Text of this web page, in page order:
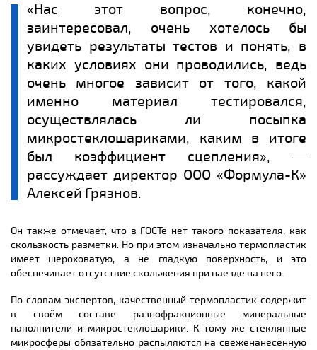
«Нас этот вопрос, конечно,
заинтересовал, очень хотелось бы
увидеть результаты тестов и понять, в
каких условиях они проводились, ведь
очень многое зависит от того, какой
именно материал тестировался,
осуществлялась ли посыпка
микростеклошариками, каким в итоге
был коэффициент сцепления», ―
рассуждает директор ООО «Формула-К»
Алексей Грязнов.
Он также отмечает, что в ГОСТе нет такого показателя, как
скользкость разметки. Но при этом изначально термопластик
имеет шероховатую, а не гладкую поверхность, и это
обеспечивает отсутствие скольжения при наезде на него.
По словам экспертов, качественный термопластик содержит
в своём составе разнофракционные минеральные
наполнители и микростеклошарики. К тому же стеклянные
микросферы обязательно распыляются на свеженанесённую